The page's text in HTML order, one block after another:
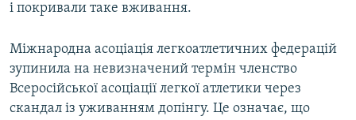
і покривали таке вживання.
Міжнародна асоціація легкоатлетичних федерацій
зупинила на невизначений термін членство
Всеросійської асоціації легкої атлетики через
скандал із уживанням допінгу. Це означає, що